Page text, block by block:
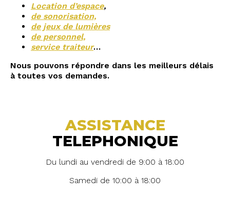
Location d’espace,
de sonorisation,
de jeux de lumières
de personnel,
service traiteur…
Nous pouvons répondre dans les meilleurs délais
à toutes vos demandes.
ASSISTANCE
TELEPHONIQUE
Du lundi au vendredi de 9:00 à 18:00
Samedi de 10:00 à 18:00